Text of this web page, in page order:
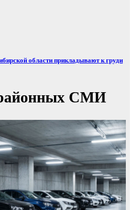
области прикладывают к груди